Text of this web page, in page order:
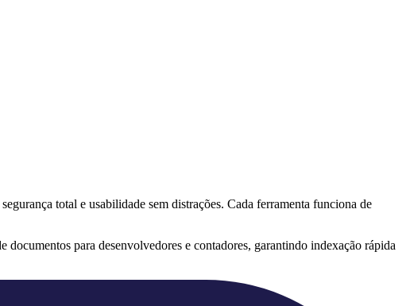
total e usabilidade sem distrações. Cada ferramenta funciona de
para desenvolvedores e contadores, garantindo indexação rápida